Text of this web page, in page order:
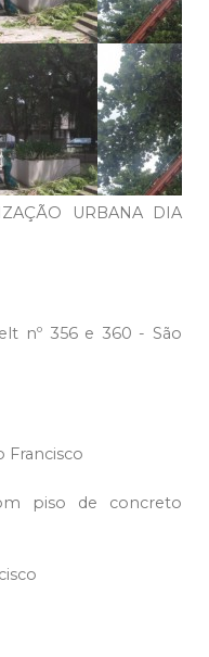
URBANA DIA
nº 356 e 360 - São
Francisco
piso de concreto